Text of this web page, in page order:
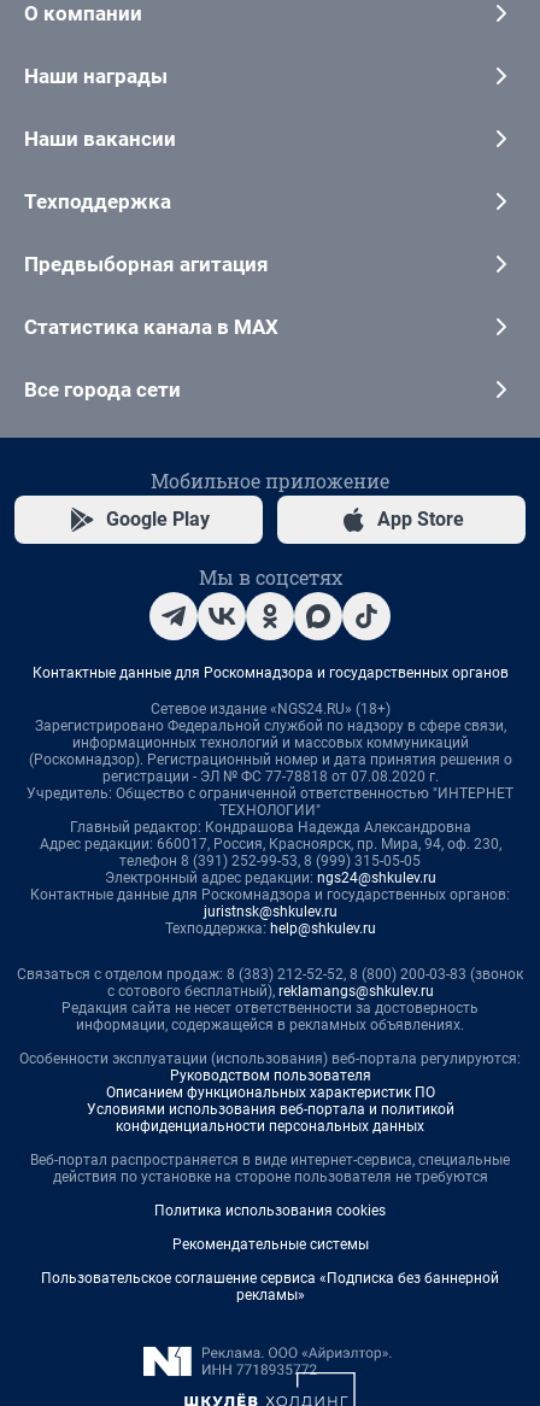
О компании
Наши награды
Наши вакансии
Техподдержка
Предвыборная агитация
Статистика канала в MAX
Все города сети
Мобильное приложение
Google Play App Store
Мы в соцсетях
Контактные данные для Роскомнадзора и государственных органов
Сетевое издание «NGS24.RU» (18+)
Зарегистрировано Федеральной службой по надзору в сфере связи,
информационных технологий и массовых коммуникаций
(Роскомнадзор). Регистрационный номер и дата принятия решения о
регистрации - ЭЛ № ФС 77-78818 от 07.08.2020 г.
Учредитель: Общество с ограниченной ответственностью "ИНТЕРНЕТ
ТЕХНОЛОГИИ"
Главный редактор: Кондрашова Надежда Александровна
Адрес редакции: 660017, Россия, Красноярск, пр. Мира, 94, оф. 230,
телефон 8 (391) 252-99-53, 8 (999) 315-05-05
Электронный адрес редакции: ngs24@shkulev.ru
Контактные данные для Роскомнадзора и государственных органов:
juristnsk@shkulev.ru
Техподдержка: help@shkulev.ru
Связаться с отделом продаж: 8 (383) 212-52-52, 8 (800) 200-03-83 (звонок
с сотового бесплатный), reklamangs@shkulev.ru
Редакция сайта не несет ответственности за достоверность
информации, содержащейся в рекламных объявлениях.
Особенности эксплуатации (использования) веб-портала регулируются:
Руководством пользователя
Описанием функциональных характеристик ПО
Условиями использования веб-портала и политикой
конфиденциальности персональных данных
Веб-портал распространяется в виде интернет-сервиса, специальные
действия по установке на стороне пользователя не требуются
Политика использования cookies
Рекомендательные системы
Пользовательское соглашение сервиса «Подписка без баннерной
рекламы»